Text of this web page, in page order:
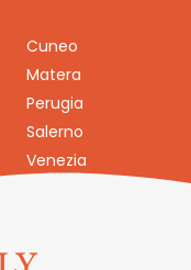
Cuneo
Matera
Perugia
Salerno
Venezia